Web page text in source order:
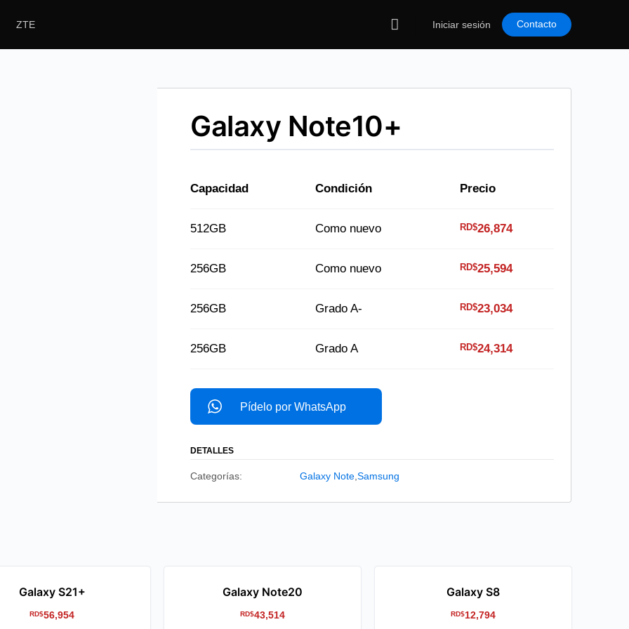
ZTE Iniciar sesión Contacto
Galaxy Note10+
Capacidad Condición Precio
512GB Como nuevo RD$26,874
256GB Como nuevo RD$25,594
256GB Grado A- RD$23,034
256GB Grado A RD$24,314
Pídelo por WhatsApp
DETALLES
Categorías: Galaxy Note, Samsung
Galaxy S21+
RD$56,954
Galaxy Note20
RD$43,514
Galaxy S8
RD$12,794